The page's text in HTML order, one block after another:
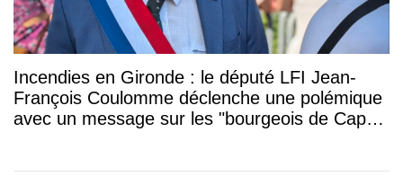
Incendies en Gironde : le député LFI Jean-
François Coulomme déclenche une polémique
avec un message sur les "bourgeois de Cap-